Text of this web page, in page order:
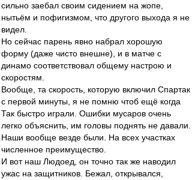
сильно заебал своим сидением на жопе,
нытьём и пофигизмом, что другого выхода я не
видел.
Но сейчас парень явно набрал хорошую
форму (даже чисто внешне), и в матче с
динамо соответствовал общему настрою и
скоростям.
Вообще, та скорость, которую включил Спартак
с первой минуты, я не помню чтоб ещё когда
Так быстро играли. Ошибки мусаров очень
легко объяснить, им головы поднять не давали.
Наши вообще везде были. На всех участках
численное преимущество.
И вот наш Людоед, он точно так же наводил
ужас на защитников. Бежал, открывался,